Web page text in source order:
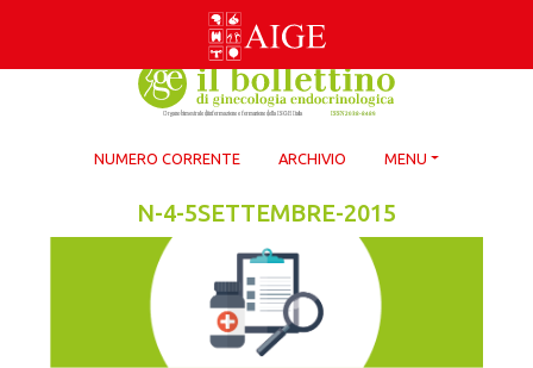
NUMERO CORRENTE ARCHIVIO MENU
N-4-5SETTEMBRE-2015